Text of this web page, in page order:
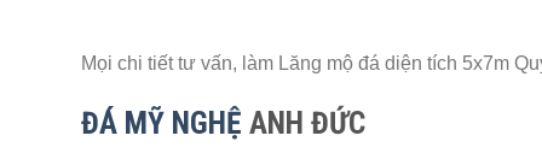
Mọi chi tiết tư vấn, làm Lăng mộ đá diện tích 5x7m
ĐÁ MỸ NGHỆ ANH ĐỨC